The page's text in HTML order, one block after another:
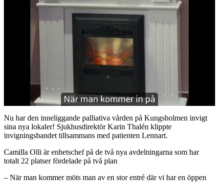
Nu har den inneliggande palliativa vården på Kungsholmen invigt
sina nya lokaler! Sjukhusdirektör Karin Thalén klippte
invigningsbandet tillsammans med patienten Lennart.
Camilla Olli är enhetschef på de två nya avdelningarna som har
totalt 22 platser fördelade på två plan
– När man kommer möts man av en stor entré där vi har en öppen